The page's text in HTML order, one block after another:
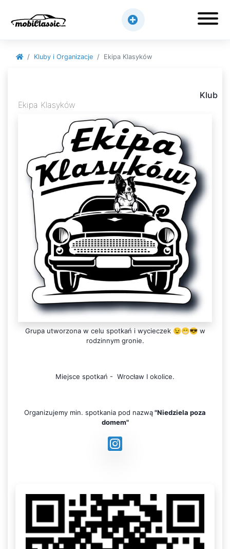
Kluby i Organizacje Ekipa Klasyków
Klub
Ekipa Klasyków
Grupa utworzona w celu spotkań i wycieczek 😉😁😎 w
rodzinnym gronie.
Miejsce spotkań - Wrocław I okolice.
Organizujemy min. spotkania pod nazwą"Niedziela poza
domem"